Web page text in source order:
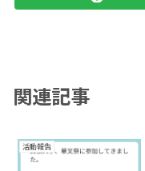
関連記事
活動報告